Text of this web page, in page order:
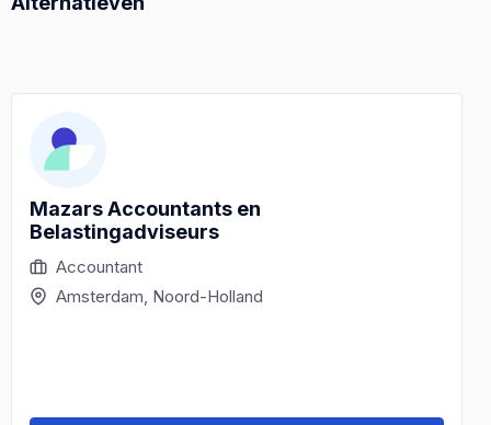
Mazars Accountants en
Belastingadviseurs
Accountant
Amsterdam, Noord-Holland